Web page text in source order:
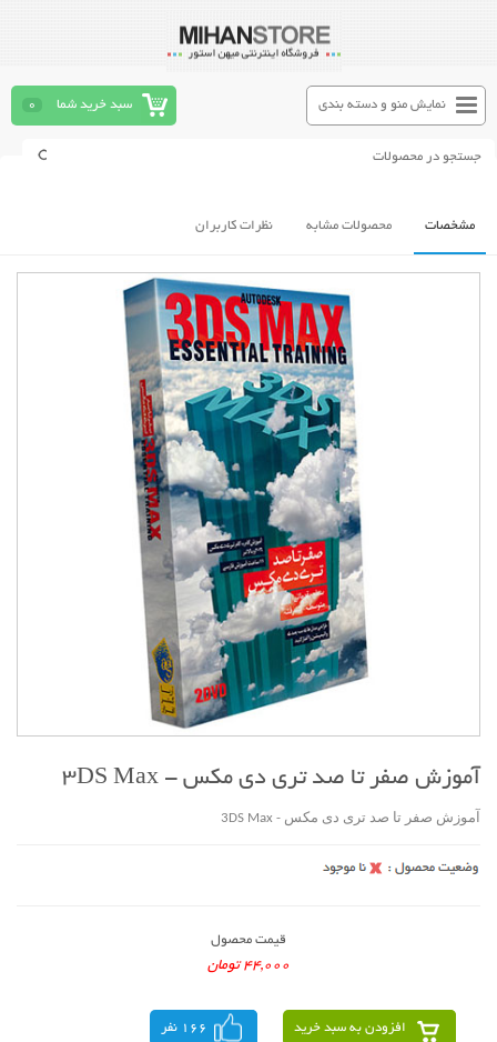
سبد خرید شما 0 نمایش منو و دسته بندی
مشخصات محصولات مشابه نظرات کاربران
آموزش صفر تا صد تری دی مکس - 3DS Max
آموزش صفر تا صد تری دی مکس - 3DS Max
قیمت محصول
44,000 تومان
افزودن به سبد خرید 166 نفر